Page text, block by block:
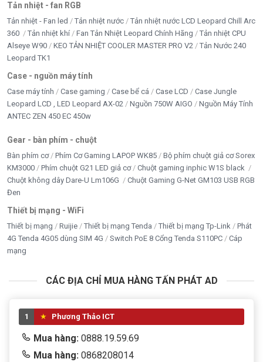
Tản nhiệt - fan RGB
Tản nhiệt - Fan led Tản nhiệt nước
Tản nhiệt nước LCD Leopard Chill Arc
360
Tản nhiệt khí Fan Tản Nhiệt Leopard Chính Hãng
Tản nhiệt CPU
Alseye W90
KEO TẢN NHIỆT COOLER MASTER PRO V2
Tản Nước 240
Leopard TK1
Case - nguồn máy tính
Case máy tính Case gaming Case bể cá Case LCD
Case Jungle
Leopard LCD , LED Leopard AX-02
Nguồn 750W AIGO
Nguồn Máy Tính
ANTEC ZEN 450 EC 450w
Gear - bàn phím - chuột
Bàn phím cơ Phím Cơ Gaming LAPOP WK85
Bộ phím chuột giả cơ Sorex
KM3000
Phím chuột G21 LED giả cơ
Chuột gaming inphic W1S black
Chuột không dây Dare-U Lm106G
Chuột Gaming G-Net GM103 USB RGB
Đen
Thiết bị mạng - WiFi
Thiết bị mạng Ruijie Thiết bị mạng Tenda Thiết bị mạng Tp-Link
Phát
4G Tenda 4G05 dùng SIM 4G
Switch PoE 8 Cổng Tenda S110PC
Cáp
mạng
CÁC ĐỊA CHỈ MUA HÀNG TẤN PHÁT AD
1 Phương Thảo ICT
Mua hàng: 0888.19.59.69
Mua hàng: 0868208014